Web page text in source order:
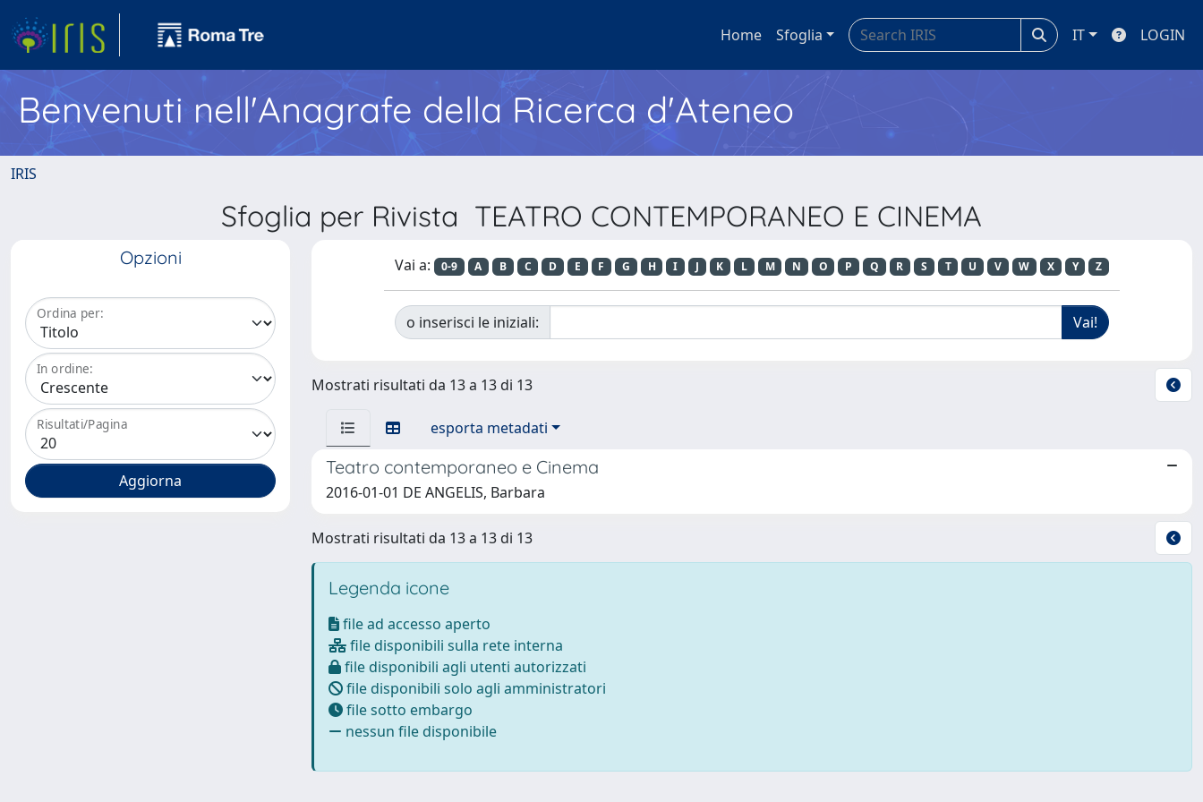
Home Sfoglia IT LOGIN
Benvenuti nell'Anagrafe della Ricerca d'Ateneo
IRIS
Sfoglia per Rivista TEATRO CONTEMPORANEO E CINEMA
Opzioni
Ordina per:
In ordine:
Risultati/Pagina
Vai a: 0-9 A B C D E F G H I J K L M N O P Q R S T U V W X Y Z
o inserisci le iniziali:
Mostrati risultati da 13 a 13 di 13
esporta metadati
Teatro contemporaneo e Cinema
2016-01-01 DE ANGELIS, Barbara
Mostrati risultati da 13 a 13 di 13
Legenda icone
file ad accesso aperto
file disponibili sulla rete interna
file disponibili agli utenti autorizzati
file disponibili solo agli amministratori
file sotto embargo
nessun file disponibile